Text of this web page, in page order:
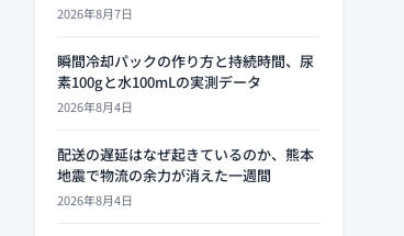
2026年8月7日
瞬間冷却パックの作り方と持続時間、尿
素100gと水100mLの実測データ
2026年8月4日
配送の遅延はなぜ起きているのか、熊本
地震で物流の余力が消えた一週間
2026年8月4日